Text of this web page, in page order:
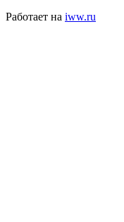
Работает на iww.ru